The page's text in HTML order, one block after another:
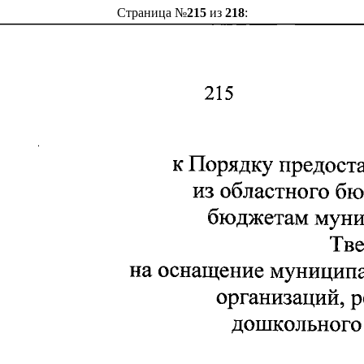
Страница №215из 218: